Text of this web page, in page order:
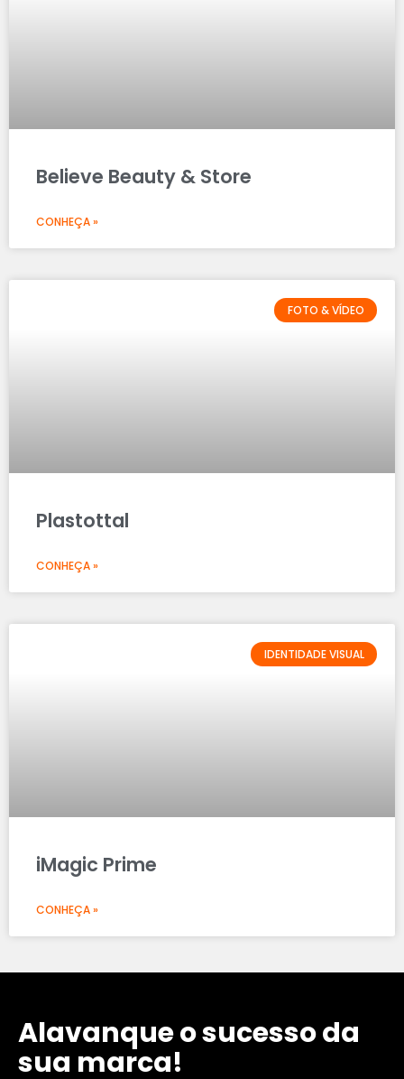
Believe Beauty & Store
CONHEÇA »
FOTO & VÍDEO
Plastottal
CONHEÇA »
IDENTIDADE VISUAL
iMagic Prime
CONHEÇA »
Alavanque o sucesso da
sua marca!